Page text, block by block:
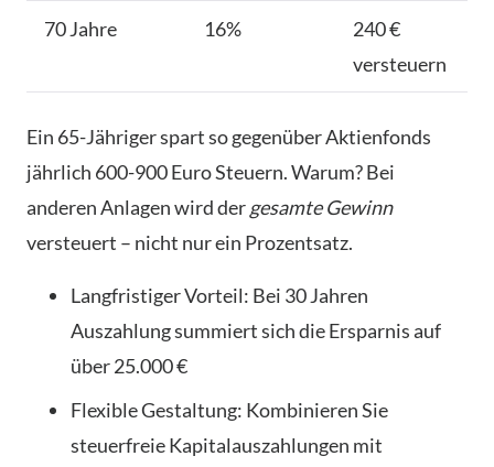
70 Jahre 16%
240 €
versteuern
Ein 65-Jähriger spart so gegenüber Aktienfonds
jährlich 600-900 Euro Steuern. Warum? Bei
anderen Anlagen wird dergesamte Gewinn
versteuert – nicht nur ein Prozentsatz.
Langfristiger Vorteil: Bei 30 Jahren
Auszahlung summiert sich die Ersparnis auf
über 25.000 €
Flexible Gestaltung: Kombinieren Sie
steuerfreie Kapitalauszahlungen mit